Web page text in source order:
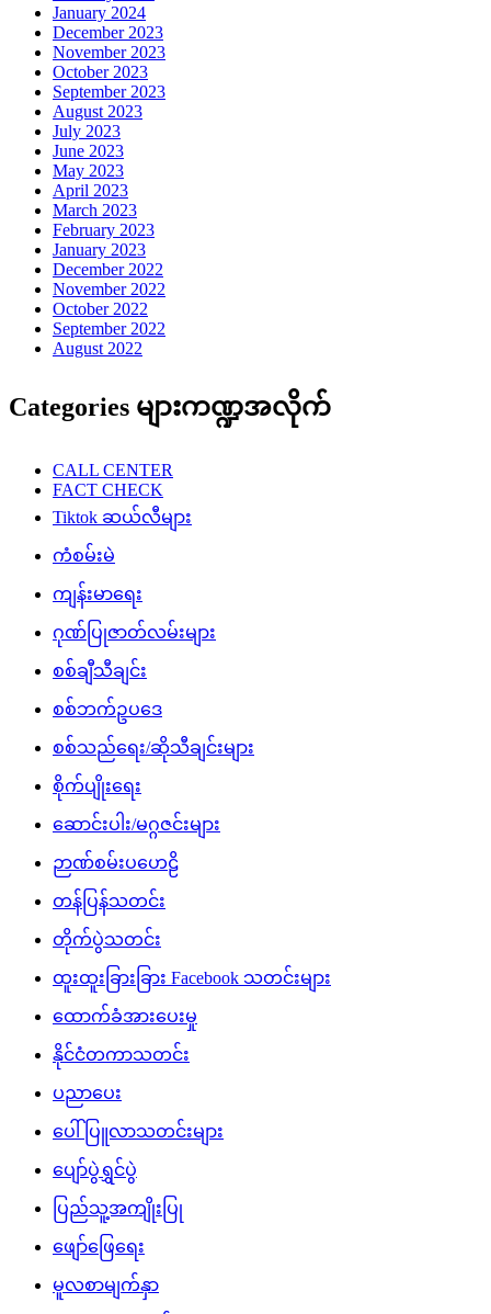
January 2024
December 2023
November 2023
October 2023
September 2023
August 2023
July 2023
June 2023
May 2023
April 2023
March 2023
February 2023
January 2023
December 2022
November 2022
October 2022
September 2022
August 2022
Categories များကဏ္ဍအလိုက်
CALL CENTER
FACT CHECK
Tiktok ဆယ်လီများ
ကံစမ်းမဲ
ကျန်းမာရေး
ဂုဏ်ပြုဇာတ်လမ်းများ
စစ်ချီသီချင်း
စစ်ဘက်ဥပဒေ
စစ်သည်ရေး/ဆိုသီချင်းများ
စိုက်ပျိုးရေး
ဆောင်းပါး/မဂ္ဂဇင်းများ
ဉာဏ်စမ်းပဟေဠိ
တန်ပြန်သတင်း
တိုက်ပွဲသတင်း
ထူးထူးခြားခြား Facebook သတင်းများ
ထောက်ခံအားပေးမှု
နိုင်ငံတကာသတင်း
ပညာပေး
ပေါ်ပြူလာသတင်းများ
ပျော်ပွဲရွှင်ပွဲ
ပြည်သူ့အကျိုးပြု
ဖျော်ဖြေရေး
မူလစာမျက်နှာ